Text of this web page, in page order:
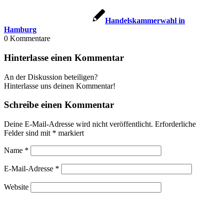
Handelskammerwahl in
Hamburg
0 Kommentare
Hinterlasse einen Kommentar
An der Diskussion beteiligen?
Hinterlasse uns deinen Kommentar!
Schreibe einen Kommentar
Deine E-Mail-Adresse wird nicht veröffentlicht. Erforderliche
Felder sind mit * markiert
Name *
E-Mail-Adresse *
Website